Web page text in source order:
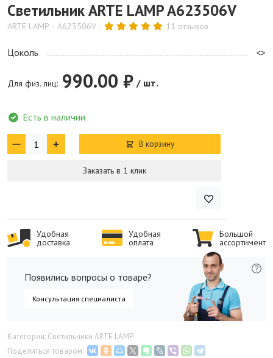
Светильник ARTE LAMP A623506V
ARTE LAMP A623506V 11 отзывов
Цоколь <>
Для физ. лиц: 990.00 ₽ / шт.
Есть в наличии
В корзину
Заказать в 1 клик
Удобная
доставка
Удобная
оплата
Большой
ассортимент
Появились вопросы о товаре?
Консультация специалиста
Категория: Светильники ARTE LAMP
Поделиться товаром: